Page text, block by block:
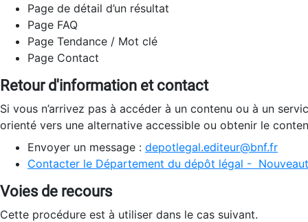
Page de détail d’un résultat
Page FAQ
Page Tendance / Mot clé
Page Contact
Retour d'information et contact
Si vous n’arrivez pas à accéder à un contenu ou à un
orienté vers une alternative accessible ou obtenir le
Envoyer un message : depotlegal.editeur@bnf.fr
Contacter le Département du dépôt légal -
Voies de recours
Cette procédure est à utiliser dans le cas suivant.